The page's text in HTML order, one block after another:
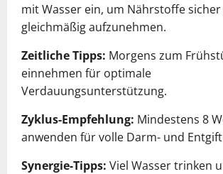
mit Wasser ein, um Nährstoffe
gleichmäßig aufzunehmen.
Zeitliche Tipps: Morgens zum
einnehmen für optimale
Verdauungsunterstützung.
Zyklus-Empfehlung: Mindestens 8
anwenden für volle Darm- und
Synergie-Tipps: Viel Wasser trinken